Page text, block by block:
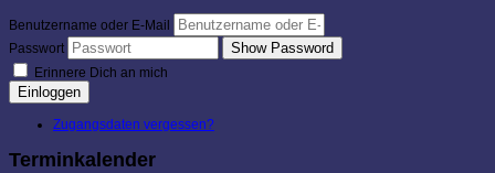
Benutzername oder E-Mail
Passwort
Show Password
Erinnere Dich an mich
Einloggen
Zugangsdaten vergessen?
Terminkalender